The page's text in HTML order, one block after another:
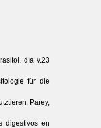
día v.23
für die
Parey,
digestivos en